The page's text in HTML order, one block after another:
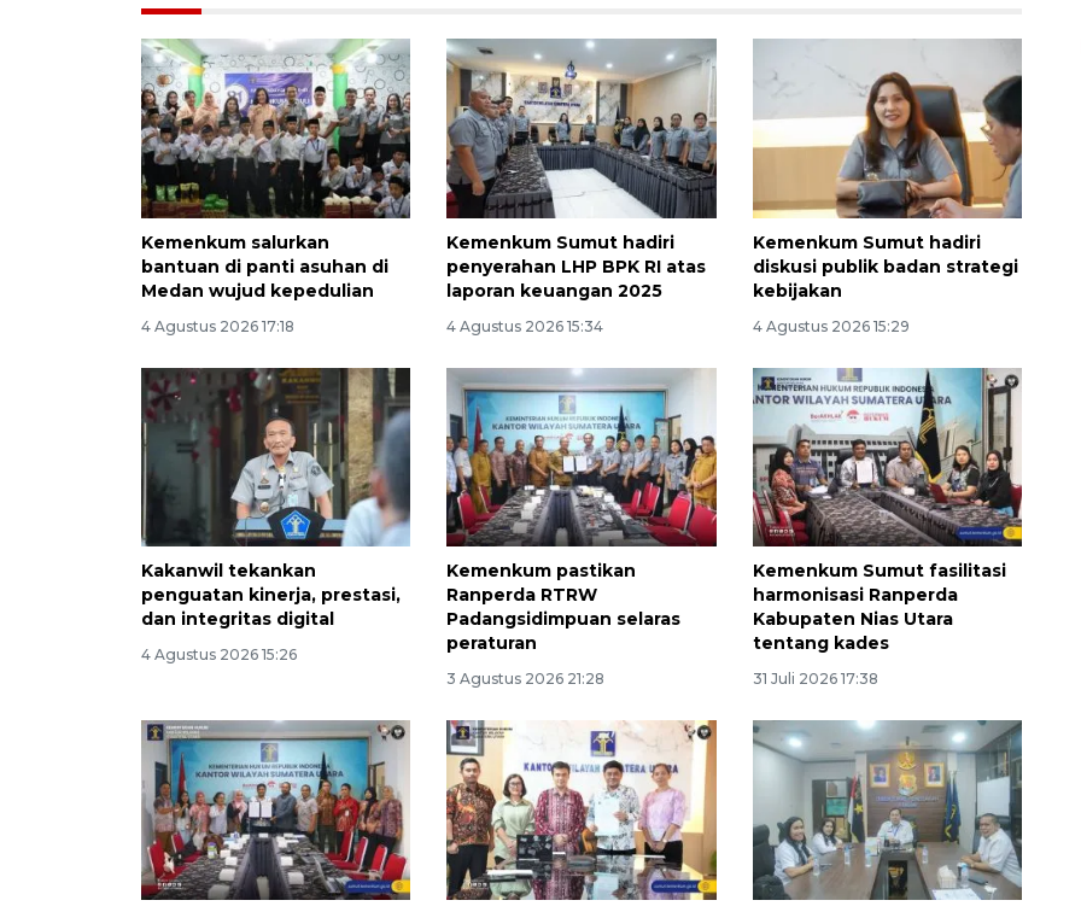
Kemenkum salurkan
bantuan di panti asuhan di
Medan wujud kepedulian
4 Agustus 2026 17:18
Kemenkum Sumut hadiri
penyerahan LHP BPK RI atas
laporan keuangan 2025
4 Agustus 2026 15:34
Kemenkum Sumut hadiri
diskusi publik badan strategi
kebijakan
4 Agustus 2026 15:29
Kakanwil tekankan
penguatan kinerja, prestasi,
dan integritas digital
4 Agustus 2026 15:26
Kemenkum pastikan
Ranperda RTRW
Padangsidimpuan selaras
peraturan
3 Agustus 2026 21:28
Kemenkum Sumut fasilitasi
harmonisasi Ranperda
Kabupaten Nias Utara
tentang kades
31 Juli 2026 17:38
Sinyal positif perekonomian
2026-08-05 15:00:00